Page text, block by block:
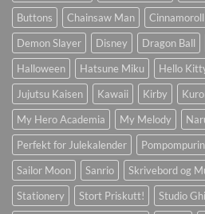
Buttons
Chainsaw Man Cinnamoroll
Demon Slayer
Disney Dragon Ball
Halloween
Hatsune Miku Hello
Jujutsu Kaisen
Kawaii Kirby
My Hero Academia
My Melody
Perfekt for Julekalender
Pompompurin
Sailor Moon
Sanrio Skrivebord og
Stationery
Stort Priskutt! Studio